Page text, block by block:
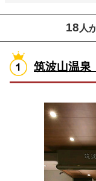
18 人
筑波山温